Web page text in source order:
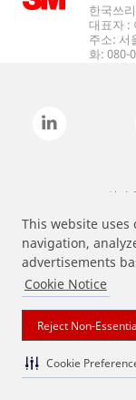
This website uses
navigation,
advertisements
Cookie Notice
Reject Non-
Cookie
한국쓰
대표자 :
주소: 서
화: 080-
상기